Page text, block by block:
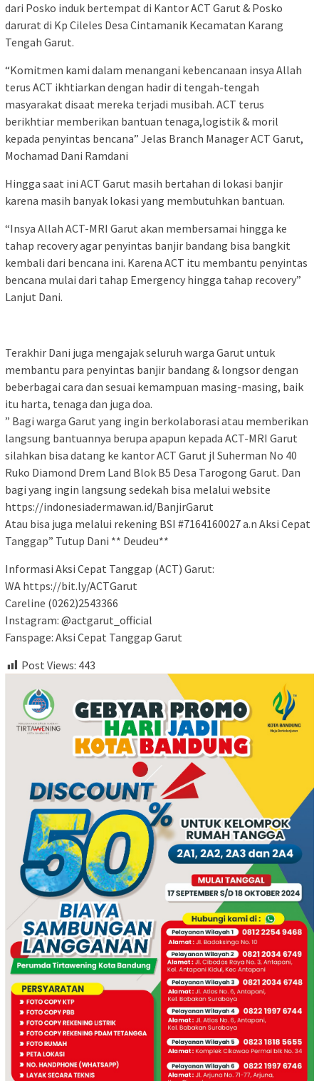
dari Posko induk bertempat di Kantor ACT Garut & Posko
darurat di Kp Cileles Desa Cintamanik Kecamatan Karang
Tengah Garut.
“Komitmen kami dalam menangani kebencanaan insya Allah
terus ACT ikhtiarkan dengan hadir di tengah-tengah
masyarakat disaat mereka terjadi musibah. ACT terus
berikhtiar memberikan bantuan tenaga,logistik & moril
kepada penyintas bencana” Jelas Branch Manager ACT Garut,
Mochamad Dani Ramdani
Hingga saat ini ACT Garut masih bertahan di lokasi banjir
karena masih banyak lokasi yang membutuhkan bantuan.
“Insya Allah ACT-MRI Garut akan membersamai hingga ke
tahap recovery agar penyintas banjir bandang bisa bangkit
kembali dari bencana ini. Karena ACT itu membantu penyintas
bencana mulai dari tahap Emergency hingga tahap recovery”
Lanjut Dani.
Terakhir Dani juga mengajak seluruh warga Garut untuk
membantu para penyintas banjir bandang & longsor dengan
beberbagai cara dan sesuai kemampuan masing-masing, baik
itu harta, tenaga dan juga doa.
” Bagi warga Garut yang ingin berkolaborasi atau memberikan
langsung bantuannya berupa apapun kepada ACT-MRI Garut
silahkan bisa datang ke kantor ACT Garut jl Suherman No 40
Ruko Diamond Drem Land Blok B5 Desa Tarogong Garut. Dan
bagi yang ingin langsung sedekah bisa melalui website
https://indonesiadermawan.id/BanjirGarut
Atau bisa juga melalui rekening BSI #7164160027 a.n Aksi Cepat
Tanggap” Tutup Dani ** Deudeu**
Informasi Aksi Cepat Tanggap (ACT) Garut:
WA https://bit.ly/ACTGarut
Careline (0262)2543366
Instagram: @actgarut_official
Fanspage: Aksi Cepat Tanggap Garut
Post Views: 443